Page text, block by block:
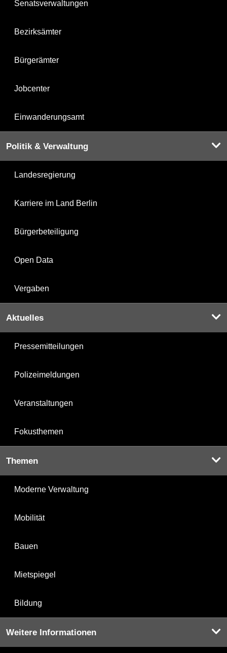
Senatsverwaltungen
Bezirksämter
Bürgerämter
Jobcenter
Einwanderungsamt
Politik & Verwaltung
Landesregierung
Karriere im Land Berlin
Bürgerbeteiligung
Open Data
Vergaben
Aktuelles
Pressemitteilungen
Polizeimeldungen
Veranstaltungen
Fokusthemen
Themen
Moderne Verwaltung
Mobilität
Bauen
Mietspiegel
Bildung
Weitere Informationen